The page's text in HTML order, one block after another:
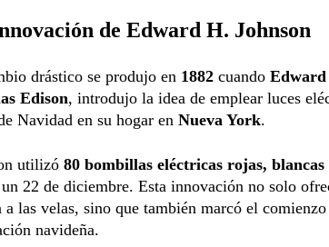
de Edward H. Johnson
drástico se produjo en 1882 cuando Edward
Edison, introdujo la idea de emplear luces
Navidad en su hogar en Nueva York.
utilizó 80 bombillas eléctricas rojas, blancas
22 de diciembre. Esta innovación no solo
a las velas, sino que también marcó el
navideña.